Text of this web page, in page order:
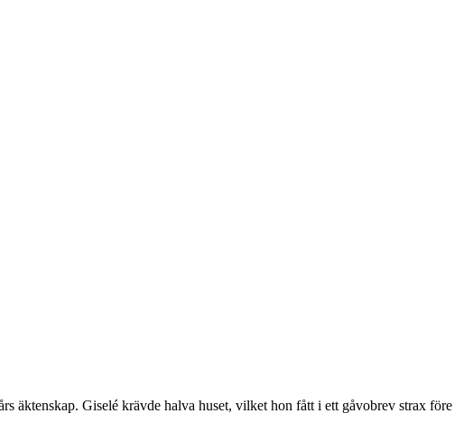
äktenskap. Giselé krävde halva huset, vilket hon fått i ett gåvobrev strax före